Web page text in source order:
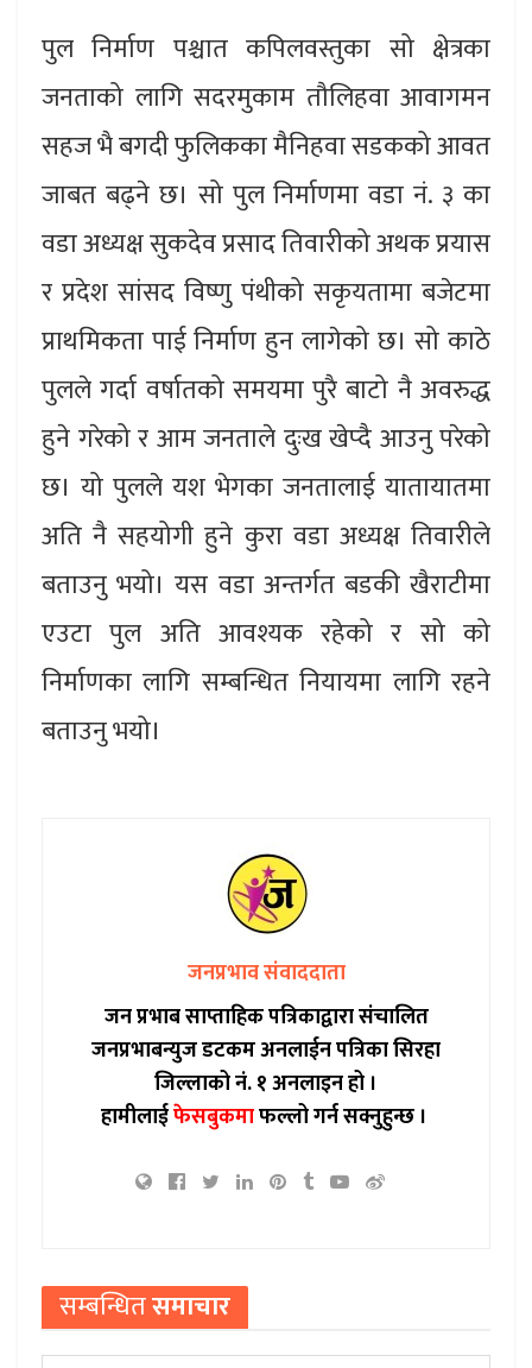
पुल निर्माण पश्चात कपिलवस्तुका सो क्षेत्रका
जनताको लागि सदरमुकाम तौलिहवा आवागमन
सहज भै बगदी फुलिकका मैनिहवा सडकको आवत
जाबत बढ्ने छ। सो पुल निर्माणमा वडा नं. ३ का
वडा अध्यक्ष सुकदेव प्रसाद तिवारीको अथक प्रयास
र प्रदेश सांसद विष्णु पंथीको सकृयतामा बजेटमा
प्राथमिकता पाई निर्माण हुन लागेको छ। सो काठे
पुलले गर्दा वर्षातको समयमा पुरै बाटो नै अवरुद्ध
हुने गरेको र आम जनताले दुःख खेप्दै आउनु परेको
छ। यो पुलले यश भेगका जनतालाई यातायातमा
अति नै सहयोगी हुने कुरा वडा अध्यक्ष तिवारीले
बताउनु भयो। यस वडा अन्तर्गत बडकी खैराटीमा
एउटा पुल अति आवश्यक रहेको र सो को
निर्माणका लागि सम्बन्धित नियायमा लागि रहने
बताउनु भयो।
जनप्रभाव संवाददाता
जन प्रभाब साप्ताहिक पत्रिकाद्वारा संचालित
जनप्रभाबन्युज डटकम अनलाईन पत्रिका सिरहा
जिल्लाको नं. १ अनलाइन हो ।
हामीलाईफेसबुकमाफल्लो गर्न सक्नुहुन्छ ।
सम्बन्धितसमाचार